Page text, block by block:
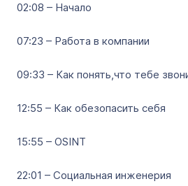
02:08 – Начало
07:23 – Работа в компании
09:33 – Как понять,что тебе
12:55 – Как обезопасить себя
15:55 – OSINT
22:01 – Социальная инженерия